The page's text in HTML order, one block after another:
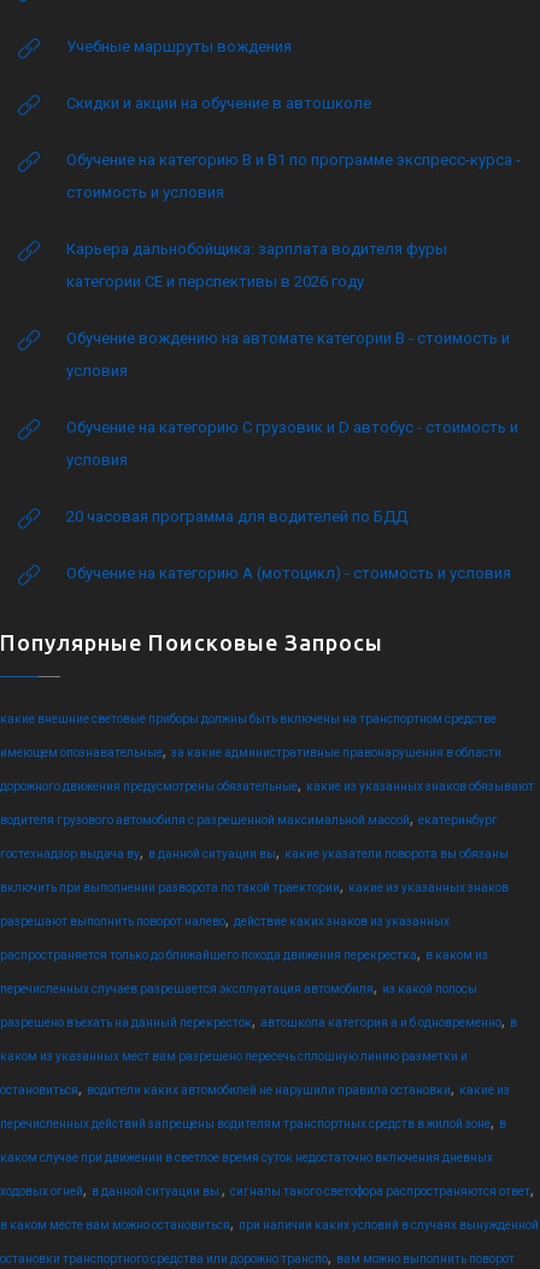
Учебные маршруты вождения
Скидки и акции на обучение в автошколе
Обучение на категорию B и B1 по программе экспресс-курса -
стоимость и условия
Карьера дальнобойщика: зарплата водителя фуры
категории CE и перспективы в 2026 году
Обучение вождению на автомате категории B - стоимость и
условия
Обучение на категорию C грузовик и D автобус - стоимость и
условия
20 часовая программа для водителей по БДД
Обучение на категорию А (мотоцикл) - стоимость и условия
Популярные Поисковые Запросы
какие внешние световые приборы должны быть включены на транспортном средстве
имеющем опознавательные, за какие административные правонарушения в области
дорожного движения предусмотрены обязательные, какие из указанных знаков обязывают
водителя грузового автомобиля с разрешенной максимальной массой, екатеринбург
гостехнадзор выдача ву, в данной ситуации вы, какие указатели поворота вы обязаны
включить при выполнении разворота по такой траектории, какие из указанных знаков
разрешают выполнить поворот налево, действие каких знаков из указанных
распространяется только до ближайшего похода движения перекрестка, в каком из
перечисленных случаев разрешается эксплуатация автомобиля, из какой полосы
разрешено въехать на данный перекресток, автошкола категория а и б одновременно, в
каком из указанных мест вам разрешено пересечь сплошную линию разметки и
остановиться, водители каких автомобилей не нарушили правила остановки, какие из
перечисленных действий запрещены водителям транспортных средств в жилой зоне, в
каком случае при движении в светлое время суток недостаточно включения дневных
ходовых огней, в данной ситуации вы:, сигналы такого светофора распространяются ответ,
в каком месте вам можно остановиться, при наличии каких условий в случаях вынужденной
остановки транспортного средства или дорожно транспо, вам можно выполнить поворот